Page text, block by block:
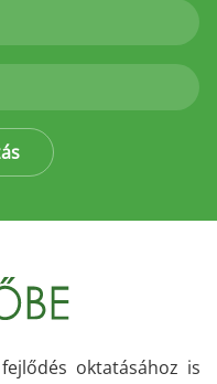
oktatásához is